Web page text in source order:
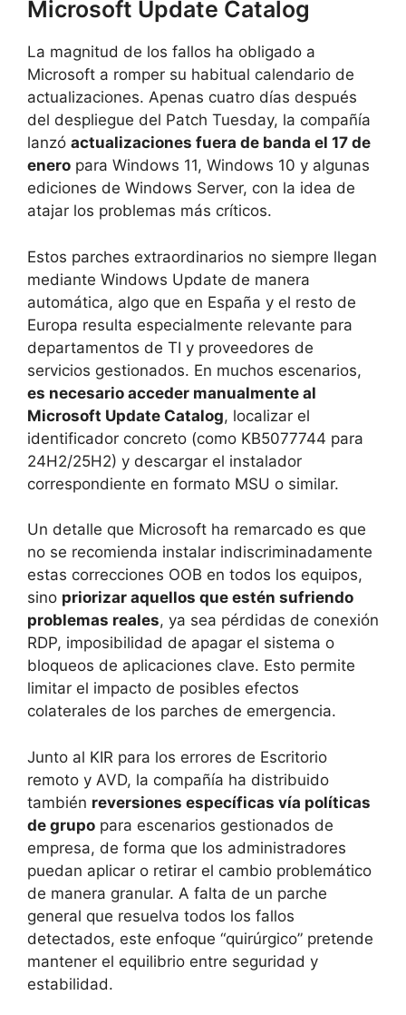
Microsoft Update Catalog
La magnitud de los fallos ha obligado a
Microsoft a romper su habitual calendario de
actualizaciones. Apenas cuatro días después
del despliegue del Patch Tuesday, la compañía
lanzó actualizaciones fuera de banda el 17 de
enero para Windows 11, Windows 10 y algunas
ediciones de Windows Server, con la idea de
atajar los problemas más críticos.
Estos parches extraordinarios no siempre llegan
mediante Windows Update de manera
automática, algo que en España y el resto de
Europa resulta especialmente relevante para
departamentos de TI y proveedores de
servicios gestionados. En muchos escenarios,
es necesario acceder manualmente al
Microsoft Update Catalog, localizar el
identificador concreto (como KB5077744 para
24H2/25H2) y descargar el instalador
correspondiente en formato MSU o similar.
Un detalle que Microsoft ha remarcado es que
no se recomienda instalar indiscriminadamente
estas correcciones OOB en todos los equipos,
sino priorizar aquellos que estén sufriendo
problemas reales, ya sea pérdidas de conexión
RDP, imposibilidad de apagar el sistema o
bloqueos de aplicaciones clave. Esto permite
limitar el impacto de posibles efectos
colaterales de los parches de emergencia.
Junto al KIR para los errores de Escritorio
remoto y AVD, la compañía ha distribuido
también reversiones específicas vía políticas
de grupo para escenarios gestionados de
empresa, de forma que los administradores
puedan aplicar o retirar el cambio problemático
de manera granular. A falta de un parche
general que resuelva todos los fallos
detectados, este enfoque “quirúrgico” pretende
mantener el equilibrio entre seguridad y
estabilidad.